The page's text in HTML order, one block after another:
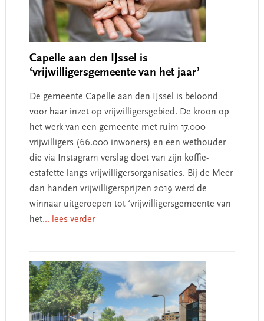
Capelle aan den IJssel is
‘vrijwilligersgemeente van het jaar’
De gemeente Capelle aan den IJssel is beloond
voor haar inzet op vrijwilligersgebied. De kroon op
het werk van een gemeente met ruim 17.000
vrijwilligers (66.000 inwoners) en een wethouder
die via Instagram verslag doet van zijn koffie-
estafette langs vrijwilligersorganisaties. Bij de Meer
dan handen vrijwilligersprijzen 2019 werd de
winnaar uitgeroepen tot ‘vrijwilligersgemeente van
het... lees verder